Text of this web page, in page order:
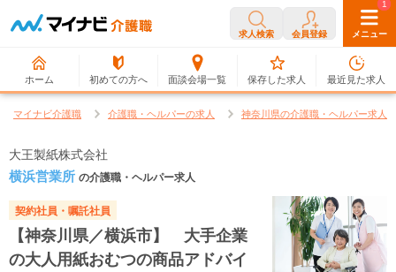
求人検索 会員登録 メニュー
ホーム 初めての方へ 面談会場一覧
0
保存した求人
1
最近見た求人
マイナビ介護職 介護職・ヘルパーの求人 神奈川県の介護職・ヘルパー求人
大王製紙株式会社
横浜営業所 の介護職・ヘルパー求人
契約社員・嘱託社員
【神奈川県／横浜市】 大手企業
の大人用紙おむつの商品アドバイ